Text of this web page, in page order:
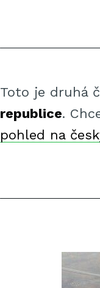
Toto je druhá
republice.
pohled na